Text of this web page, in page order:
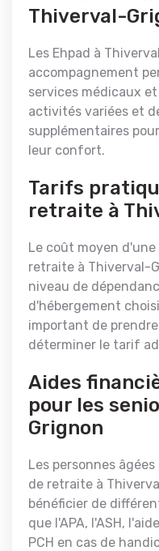
Thiverval-
Les Ehpad à
accompagnement
services médicaux
activités variées et
supplémentaires
leur confort.
Tarifs
retraite à
Le coût moyen
retraite à Thiverval-
niveau de
d'hébergement
important de
déterminer le tarif
Aides
pour les
Grignon
Les personnes
de retraite à
bénéficier de
que l'APA, l'ASH,
PCH en cas de